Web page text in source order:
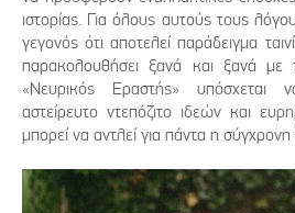
ιστορίας. Για όλους αυτούς τους
γεγονός ότι αποτελεί παράδειγμα
παρακολουθήσει ξανά και ξανά με
«Νευρικός Εραστής» υπόσχεται
αστείρευτο ντεπόζιτο ιδεών και
μπορεί να αντλεί για πάντα η